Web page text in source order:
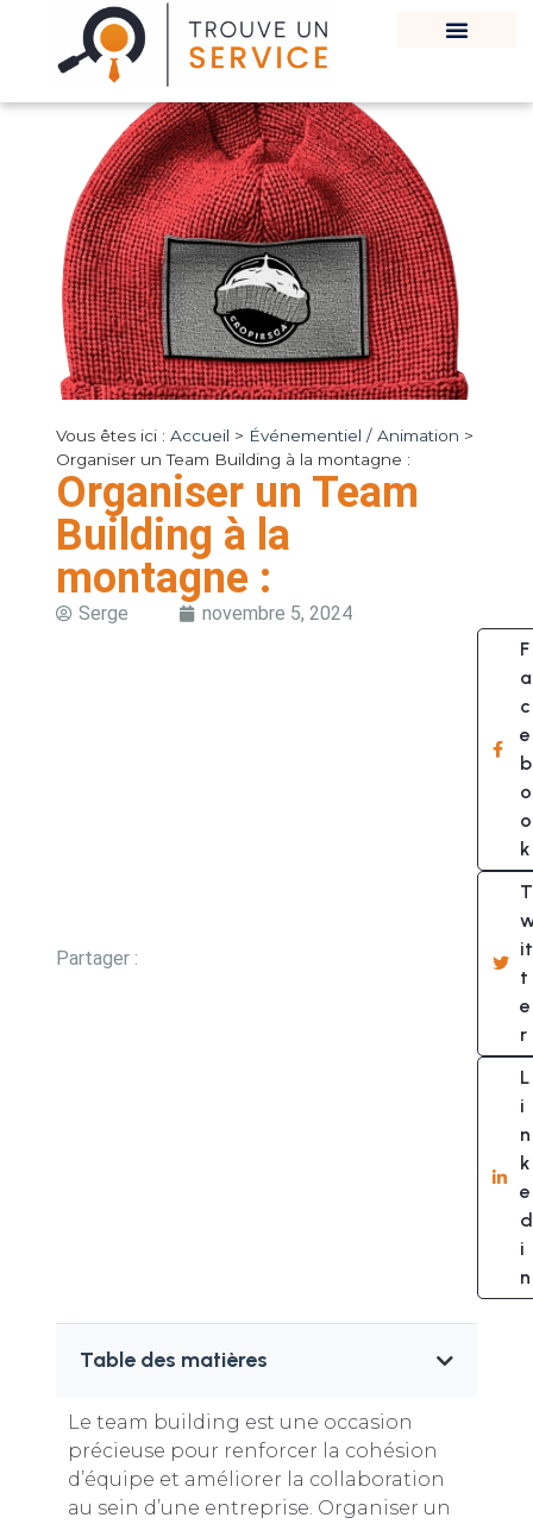
Vous êtes ici : Accueil > Événementiel / Animation >
Organiser un Team Building à la montagne :
Organiser un Team
Building à la
montagne :
Serge novembre 5, 2024
Partager :
F
a
c
e
b
o
o
k
T
it
t
e
r
L
i
n
k
e
d
i
n
Table des matières
Le team building est une occasion
précieuse pour renforcer la cohésion
d’équipe et améliorer la collaboration
au sein d’une entreprise. Organiser un